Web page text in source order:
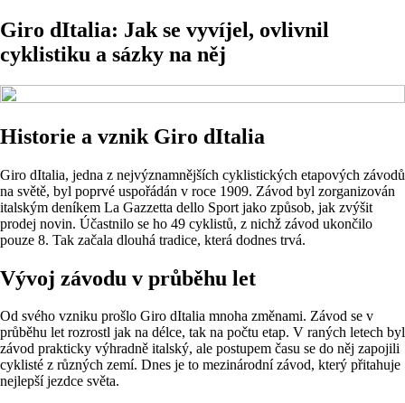
Giro dItalia: Jak se vyvíjel, ovlivnil
cyklistiku a sázky na něj
Historie a vznik Giro dItalia
Giro dItalia, jedna z nejvýznamnějších cyklistických etapových závodů
na světě, byl poprvé uspořádán v roce 1909. Závod byl zorganizován
italským deníkem La Gazzetta dello Sport jako způsob, jak zvýšit
prodej novin. Účastnilo se ho 49 cyklistů, z nichž závod ukončilo
pouze 8. Tak začala dlouhá tradice, která dodnes trvá.
Vývoj závodu v průběhu let
Od svého vzniku prošlo Giro dItalia mnoha změnami. Závod se v
průběhu let rozrostl jak na délce, tak na počtu etap. V raných letech byl
závod prakticky výhradně italský, ale postupem času se do něj zapojili
cyklisté z různých zemí. Dnes je to mezinárodní závod, který přitahuje
nejlepší jezdce světa.